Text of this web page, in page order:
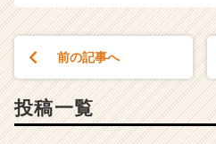
前の記事へ
投稿一覧